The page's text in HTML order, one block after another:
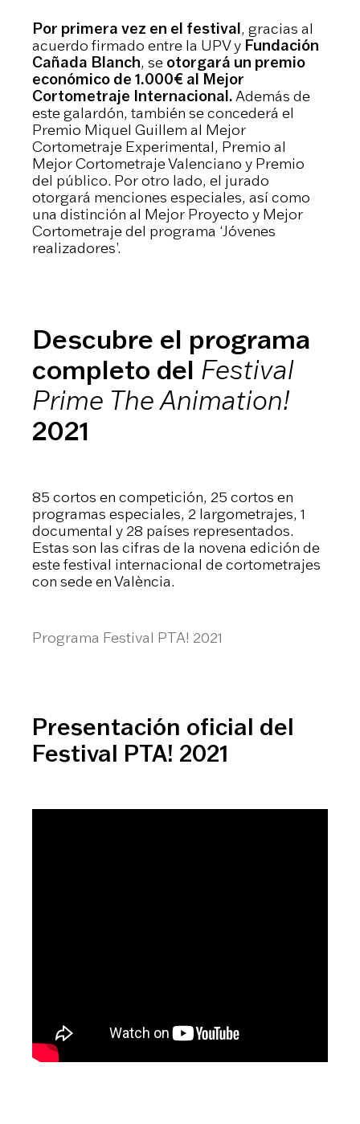
Por primera vez en el festival, gracias al
acuerdo firmado entre la UPV y Fundación
Cañada Blanch, se otorgará un premio
económico de 1.000€ al Mejor
Cortometraje Internacional.Además de
este galardón, también se concederá el
Premio Miquel Guillem al Mejor
Cortometraje Experimental, Premio al
Mejor Cortometraje Valenciano y Premio
del público. Por otro lado, el jurado
otorgará menciones especiales, así como
una distinción al Mejor Proyecto y Mejor
Cortometraje del programa ‘Jóvenes
realizadores’.
Descubre el programa
completo del Festival
Prime The Animation!
2021
85 cortos en competición, 25 cortos en
programas especiales, 2 largometrajes, 1
documental y 28 países representados.
Estas son las cifras de la novena edición de
este festival internacional de cortometrajes
con sede en València.
Programa Festival PTA! 2021
Presentación oficial del
Festival PTA! 2021